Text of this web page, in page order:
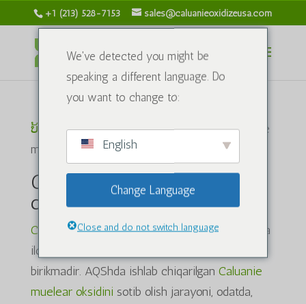
+1 (213) 528-7153 sales@caluanieoxidizeusa.com
ບ້ານ
/ ຜະລິດຕະພັນທີ່ແທັກດ້ວຍຄຳວ່າ "Caluanie
muelear oksidlanishini sotib oling"
Caluanie muelear
oksidlanishini sotib oling
Caluanie muelear oksidi, sanoat va laboratoriya
ilovalari uchun muhim bo'lgan kimyoviy
birikmadir. AQShda ishlab chiqarilgan Caluanie
muelear oksidini sotib olish jarayoni, odatda,
We've detected you might be
speaking a different language. Do
you want to change to:
English
Change Language
Close and do not switch language